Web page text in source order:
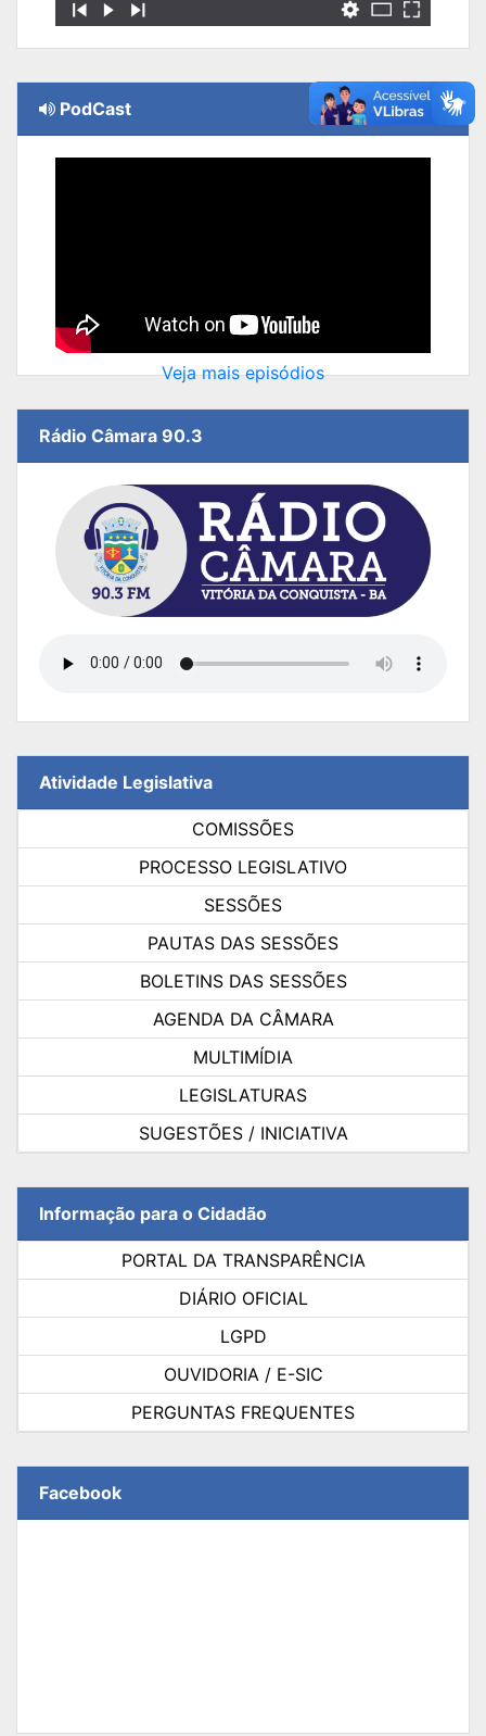
PodCast
Veja mais episódios
Rádio Câmara 90.3
Atividade Legislativa
COMISSÕES
PROCESSO LEGISLATIVO
SESSÕES
PAUTAS DAS SESSÕES
BOLETINS DAS SESSÕES
AGENDA DA CÂMARA
MULTIMÍDIA
LEGISLATURAS
SUGESTÕES / INICIATIVA
Informação para o Cidadão
PORTAL DA TRANSPARÊNCIA
DIÁRIO OFICIAL
LGPD
OUVIDORIA / E-SIC
PERGUNTAS FREQUENTES
Facebook